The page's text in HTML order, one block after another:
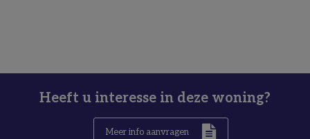
Heeft u interesse in deze woning?
Meer info aanvragen